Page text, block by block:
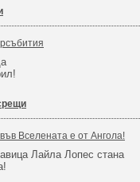
Вселената е от Ангола!
Лайла Лопес стана